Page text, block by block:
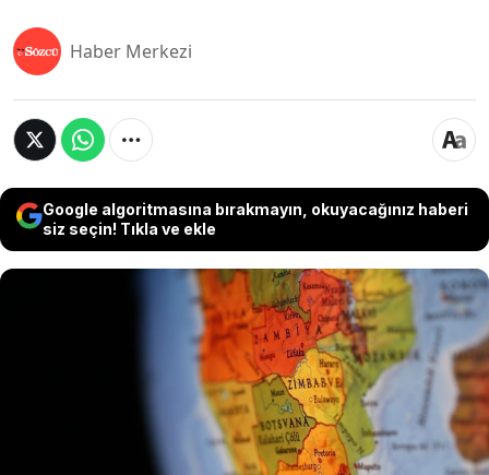
Haber Merkezi
Google algoritmasına bırakmayın, okuyacağınız haberi
siz seçin! Tıkla ve ekle
Türkiye'nin Somali'deki askeri
faaliyetlerinden etkilenen Afrika
ülkeleri, Ankara'nın kapısını çalmaya
başladı.